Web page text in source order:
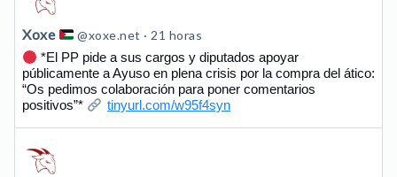
publicación
de
Xoxe
en
Bluesky
Xoxe @xoxe.net
21 horas
*El PP pide a sus cargos y diputados apoyar
públicamente a Ayuso en plena crisis por la compra del ático:
“Os pedimos colaboración para poner comentarios
positivos”*
tinyurl.com/w95f4syn
Ver
publicación